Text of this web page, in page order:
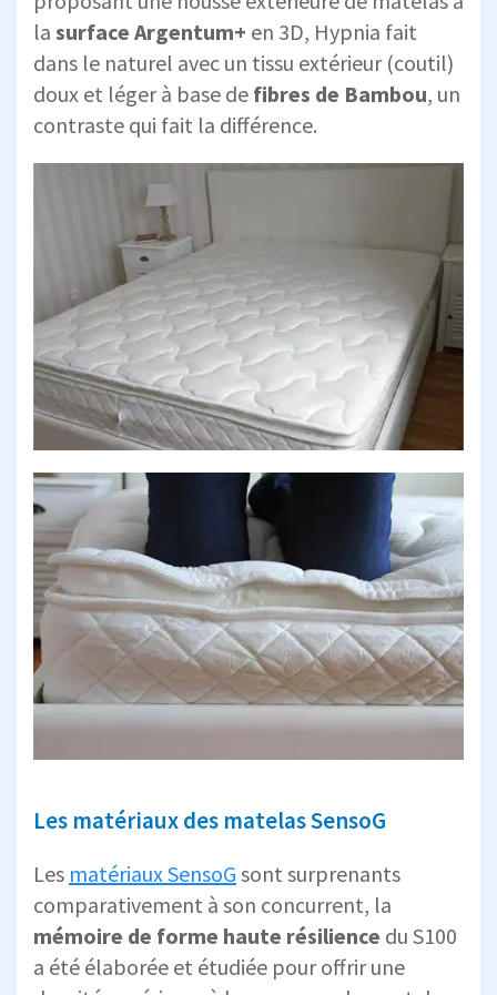
la surface Argentum+ en 3D, Hypnia fait
dans le naturel avec un tissu extérieur (coutil)
doux et léger à base de fibres de Bambou, un
contraste qui fait la différence.
Les matériaux des matelas SensoG
Les matériaux SensoG sont surprenants
comparativement à son concurrent, la
mémoire de forme haute résilience du S100
a été élaborée et étudiée pour offrir une